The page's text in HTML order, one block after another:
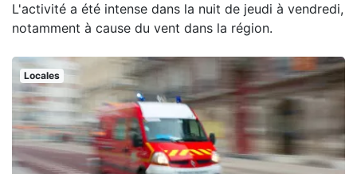
L'activité a été intense dans la nuit de jeudi à vendredi,
notamment à cause du vent dans la région.
Locales